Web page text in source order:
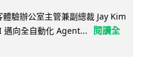
驗辦公室主管兼副總裁 Jay Kim
邁向全自動化 Agent...
閱讀全